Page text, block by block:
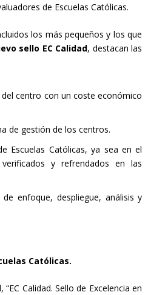
de Escuelas Católicas.
los más pequeños y los que
sello EC Calidad, destacan las
centro con un coste económico
de gestión de los centros.
Escuelas Católicas, ya sea en el
y refrendados en las
enfoque, despliegue, análisis y
Católicas.
Calidad. Sello de Excelencia en